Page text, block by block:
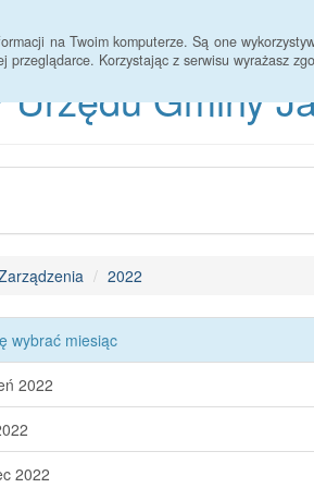
na Twoim komputerze. Są one
Korzystając z serwisu wyrażasz
Urzędu Gminy
2022
wybrać miesiąc
2022
2022